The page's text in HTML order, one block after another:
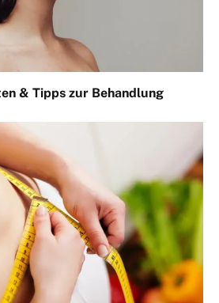
& Tipps zur Behandlung